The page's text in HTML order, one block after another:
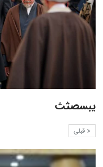
یبسصثث
قبلی